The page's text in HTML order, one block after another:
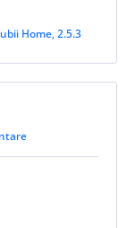
Home,2.5.3